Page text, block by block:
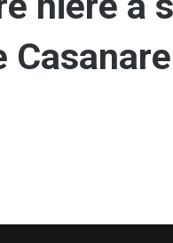
Casanare